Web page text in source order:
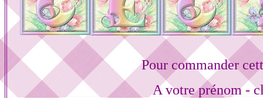
Pour commander
A votre prénom -